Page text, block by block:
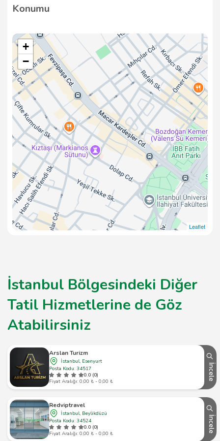
gibi kapsamlı hizmetler sunmaktadır. Turlar,
Konumu
+
−
Leaflet
İstanbul Bölgesindeki Diğer
Tatil Hizmetlerine de Göz
Atabilirsiniz
Arslan Turizm
İstanbul, Esenyurt
Posta Kodu: 34517
0.0 (0)
Fiyat Aralığı: 0,00 ₺ - 0,00 ₺
İncele
Redviptravel
İstanbul, Beylikdüzü
Posta Kodu: 34524
0.0 (0)
Fiyat Aralığı: 0,00 ₺ - 0,00 ₺
İncele